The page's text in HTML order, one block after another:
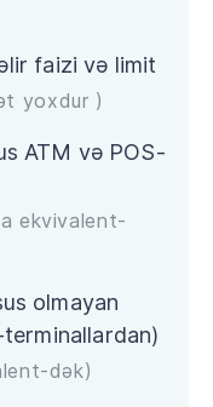
faizi və limit
yoxdur )
ATM və POS-
ekvivalent-
olmayan
terminallardan)
dək)